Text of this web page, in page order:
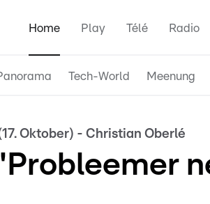
Home Play Télé Radio
Tech-World Meenung
Oktober) - Christian Oberlé